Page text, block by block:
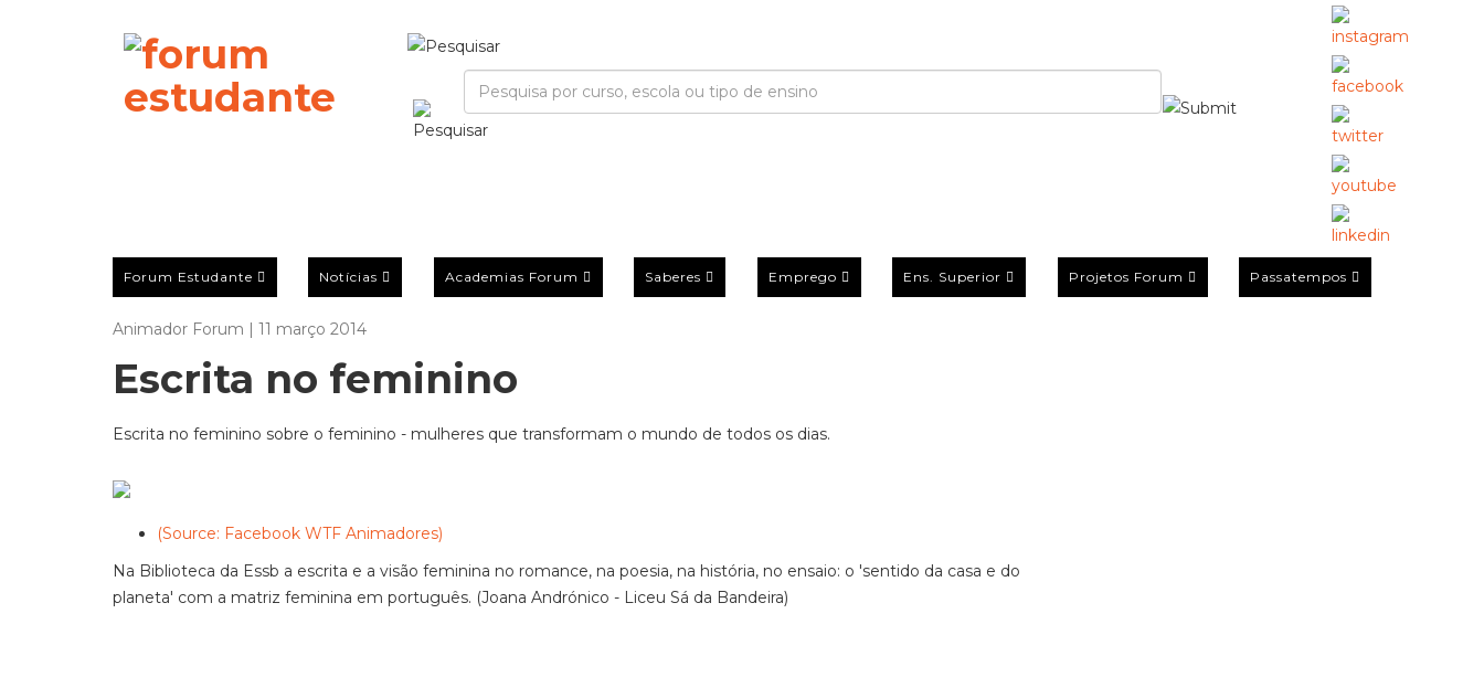
Forum Estudante Notícias Academias Forum Saberes Emprego Ens. Superior Projetos Forum Passatempos
Animador Forum | 11 março 2014
Escrita no feminino
Escrita no feminino sobre o feminino - mulheres que transformam o mundo de todos os dias.
(Source: Facebook WTF Animadores)
Na Biblioteca da Essb a escrita e a visão feminina no romance, na poesia, na história, no ensaio: o 'sentido da casa e do
planeta' com a matriz feminina em português. (Joana Andrónico - Liceu Sá da Bandeira)